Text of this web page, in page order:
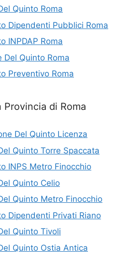
Quinto Roma
Dipendenti Pubblici Roma
INPDAP Roma
Del Quinto Roma
Preventivo Roma
di Roma
Del Quinto Licenza
Quinto Torre Spaccata
INPS Metro Finocchio
Quinto Celio
Quinto Metro Finocchio
Dipendenti Privati Riano
Quinto Tivoli
Quinto Ostia Antica